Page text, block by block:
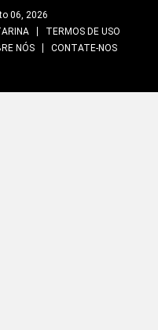
06, 2026
TERMOS DE USO
NÓS CONTATE-NOS